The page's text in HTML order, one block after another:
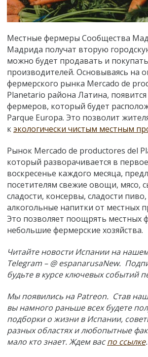
Местные фермеры Сообщества
Мадрида получат вторую
можно будет продавать и
производителей. Основываясь на
фермерского рынка Мercado de
Planetario района Латина,
фермеров, который будет
Parque Europa. Это позволит
кэкологически чистым местным
Рынок Мercado de productores del
который разворачивается в
воскресенье каждого месяца,
посетителям свежие овощи, мясо,
сладости, консервы, сладости
алкогольные напитки от местных
Это позволяет поощрять местных
небольшие фермерские хозяйства.
Читайте новости Испании на
Telegram – @ espanarusaNew.
будьте в курсе ключевых событий
Мы появились на Patreon. Став
вы намного раньше всех будете
подборки о жизни в Испании,
разных областях и любопытные
мало кто знает. Ждем васпо ссылке.